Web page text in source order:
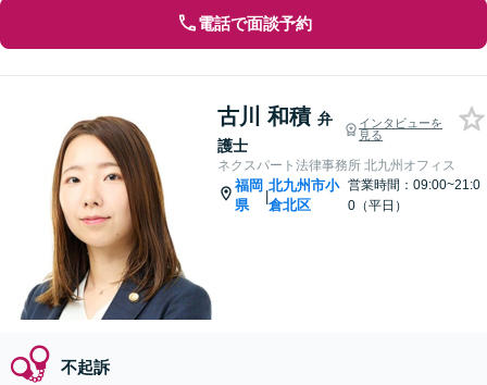
電話で面談予約
古川 和積 弁
護士
インタビューを
見る
ネクスパート法律事務所 北九州オフィス
福岡
県
|
北九州市小
倉北区
営業時間：09:00~21:0
0（平日）
不起訴